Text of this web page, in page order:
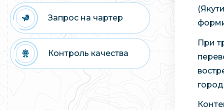
Запрос на чартер
Контроль качества
При